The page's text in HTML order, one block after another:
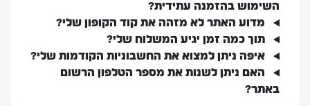
השימוש בהזמנה עתידית?
מדוע האתר לא מזהה את קוד הקופון שלי?
תוך כמה זמן יגיע המשלוח שלי?
איפה ניתן למצוא את החשבוניות הקודמות שלי?
האם ניתן לשנות את מספר הטלפון הרשום
באתר?